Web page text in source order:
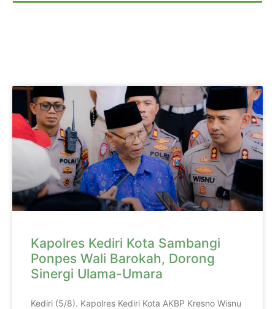
Kapolres Kediri Kota Sambangi
Ponpes Wali Barokah, Dorong
Sinergi Ulama-Umara
Kediri (5/8). Kapolres Kediri Kota AKBP Kresno Wisnu